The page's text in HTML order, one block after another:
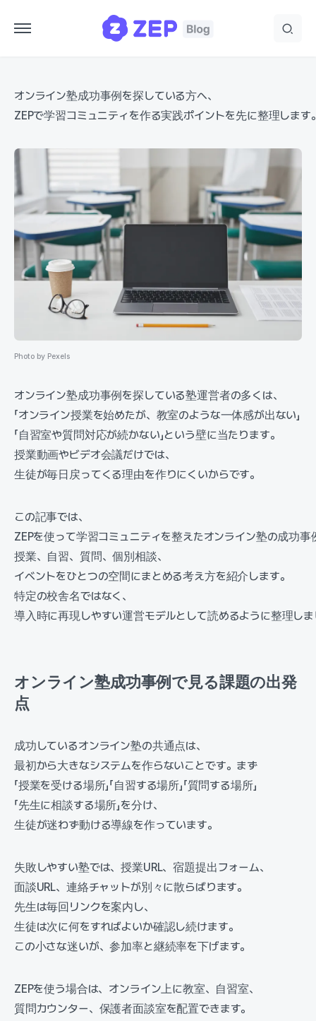
オンライン塾成功事例を探している方へ、
ZEPで学習コミュニティを作る実践ポイントを先に整理します
Photo by Pexels
オンライン塾成功事例を探している塾運営者の多くは、
「オンライン授業を始めたが、教室のような一体感が出ない」
「自習室や質問対応が続かない」という壁に当たります。
授業動画やビデオ会議だけでは、
生徒が毎日戻ってくる理由を作りにくいからです。
この記事では、
ZEPを使って学習コミュニティを整えたオンライン塾の成功事
授業、自習、質問、個別相談、
イベントをひとつの空間にまとめる考え方を紹介します。
特定の校舎名ではなく、
導入時に再現しやすい運営モデルとして読めるように整理し
オンライン塾成功事例で見る課題の出発
点
成功しているオンライン塾の共通点は、
最初から大きなシステムを作らないことです。まず
「授業を受ける場所」「自習する場所」「質問する場所」
「先生に相談する場所」を分け、
生徒が迷わず動ける導線を作っています。
失敗しやすい塾では、授業URL、宿題提出フォーム、
面談URL、連絡チャットが別々に散らばります。
先生は毎回リンクを案内し、
生徒は次に何をすればよいか確認し続けます。
この小さな迷いが、参加率と継続率を下げます。
ZEPを使う場合は、オンライン上に教室、自習室、
質問カウンター、保護者面談室を配置できます。